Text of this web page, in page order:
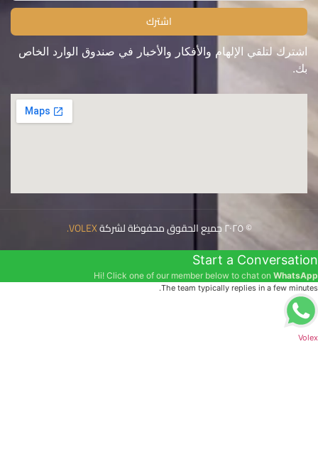
اشترك
اشترك لتلقي الإلهام والأفكار والأخبار في صندوق الوارد الخاص
بك.
© ٢٠٢٥ جميع الحقوق محفوظة لشركة VOLEX
.
Start a Conversation
Hi! Click one of our member below to chat on WhatsApp
The team typically replies in a few minutes.
Volex